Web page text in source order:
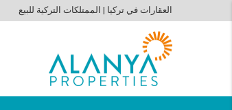
العقارات في تركيا | الممتلكات التركية للبيع